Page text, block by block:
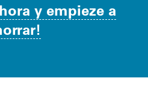
y empieze a